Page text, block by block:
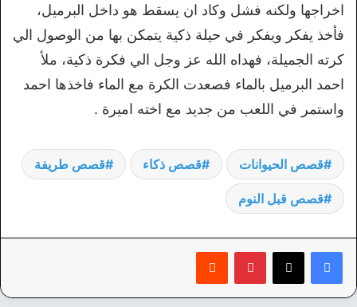
اخراجها ولكنه فشل وكاد ان يسقط هو داخل البرميل،
فأخذ يفكر ويفكر في حيلة ذكية يتمكن بها من الوصول الي
كرته الجميلة، فهداه الله عز وجل الي فكرة ذكية، ملأ
احمد البرميل بالماء فصعدت الكرة مع الماء فاخذها احمد
واستمر في اللعب من جديد مع اخته اميرة .
قصص الحيوانات قصص ذكاء قصص طريفة
قصص قبل النوم
بينتيريست